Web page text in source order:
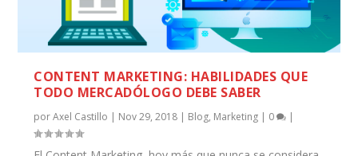
CONTENT MARKETING: HABILIDADES QUE
TODO MERCADÓLOGO DEBE SABER
porAxel Castillo | Nov 29, 2018 | Blog, Marketing | 0 |